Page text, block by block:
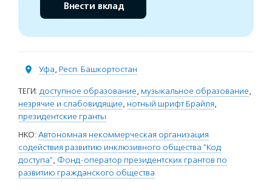
Внести вклад
Уфа, Респ. Башкортостан
ТЕГИ: доступное образование, музыкальное образование,
незрячие и слабовидящие, нотный шрифт Брайля,
президентские гранты
НКО: Автономная некоммерческая организация
содействия развитию инклюзивного общества "Код
доступа", Фонд-оператор президентских грантов по
развитию гражданского общества